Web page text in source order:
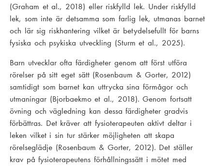
(Graham et al., 2018) eller riskfylld lek. Under riskfylld
lek, som inte är detsamma som farlig lek, utmanas barnet
och lär sig riskhantering vilket är betydelsefullt för barns
fysiska och psykiska utveckling (Sturm et al., 2025).
Barn utvecklar ofta färdigheter genom att först utföra
rörelser på sitt eget sätt (Rosenbaum & Gorter, 2012)
samtidigt som barnet kan uttrycka sina förmågor och
utmaningar (Bjorbaekmo et al., 2018). Genom fortsatt
övning och vägledning kan dessa färdigheter gradvis
förbättras. Det kräver att fysioterapeuten aktivt deltar i
leken vilket i sin tur stärker möjligheten att skapa
rörelseglädje (Rosenbaum & Gorter, 2012). Det ställer
krav på fysioterapeutens förhållningssätt i mötet med